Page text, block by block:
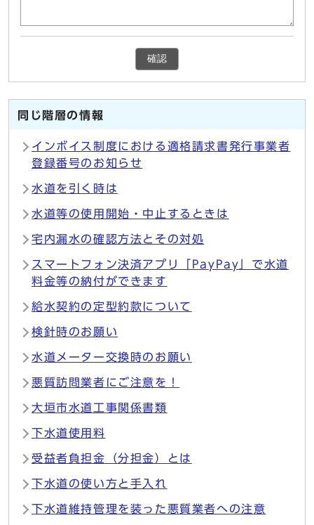
確認
同じ階層の情報
インボイス制度における適格請求書発行事業者
登録番号のお知らせ
水道を引く時は
水道等の使用開始・中止するときは
宅内漏水の確認方法とその対処
スマートフォン決済アプリ「PayPay」で水道
料金等の納付ができます
給水契約の定型約款について
検針時のお願い
水道メーター交換時のお願い
悪質訪問業者にご注意を！
大垣市水道工事関係書類
下水道使用料
受益者負担金（分担金）とは
下水道の使い方と手入れ
下水道維持管理を装った悪質業者への注意